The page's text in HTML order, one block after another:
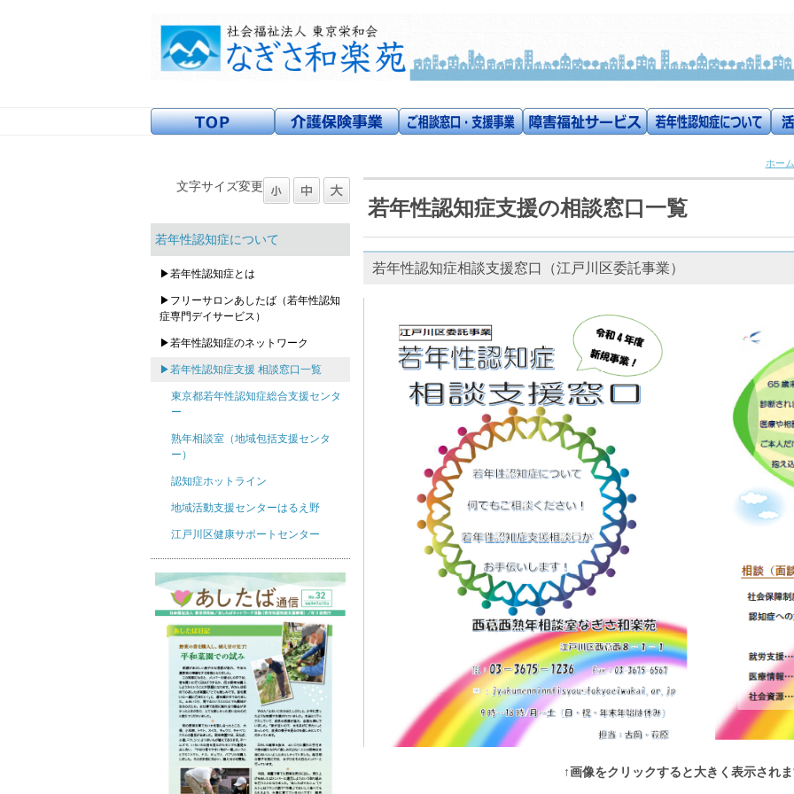
ホーム
若年性認知症支援の相談窓口一覧
若年性認知症相談支援窓口（江戸川区委託事業）
↑画像をクリックすると大きく表示されま
文字サイズ変更
若年性認知症について
▶若年性認知症とは
▶フリーサロンあしたば（若年性認知
症専門デイサービス）
▶若年性認知症のネットワーク
▶若年性認知症支援 相談窓口一覧
東京都若年性認知症総合支援センタ
ー
熟年相談室（地域包括支援センタ
ー）
認知症ホットライン
地域活動支援センターはるえ野
江戸川区健康サポートセンター